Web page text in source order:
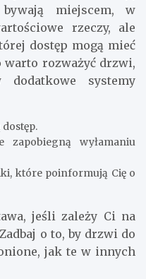
bywają miejscem, w
rzeczy, ale
dostęp mogą mieć
warto rozważyć drzwi,
systemy
zapobiegną wyłamaniu
które poinformują Cię o
jeśli zależy Ci na
o to, by drzwi do
jak te w innych